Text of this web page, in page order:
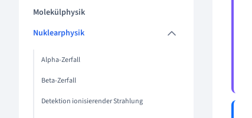
Molekülphysik
Nuklearphysik
Alpha-Zerfall
Beta-Zerfall
Detektion ionisierender Strahlung